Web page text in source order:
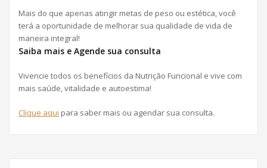
Mais do que apenas atingir metas de peso ou estética, você
terá a oportunidade de melhorar sua qualidade de vida de
maneira integral!
Saiba mais e Agende sua consulta
Vivencie todos os benefícios da Nutrição Funcional e vive com
mais saúde, vitalidade e autoestima!
Clique aqui para saber mais ou agendar sua consulta.